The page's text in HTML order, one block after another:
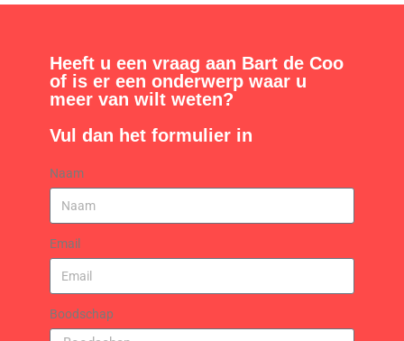
Heeft u een vraag aan Bart de Coo
of is er een onderwerp waar u
meer van wilt weten?
Vul dan het formulier in
Naam
Email
Boodschap